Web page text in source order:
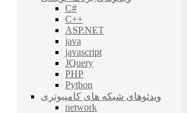
C#
C++
ASP.NET
java
javascript
JQuery
PHP
Python
ویدئوهای شبکه های کامپیوتری
network